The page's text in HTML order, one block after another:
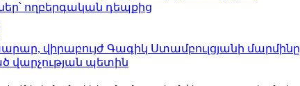
ողբերգական դեպքից
վիրաբույժ Գագիկ Ստամբուլցյանի մարմինը
վարչության պետին